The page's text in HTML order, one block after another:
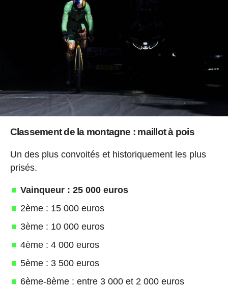
Classement de la montagne : maillot à pois
Un des plus convoités et historiquement les plus
prisés.
Vainqueur : 25 000 euros
2ème : 15 000 euros
3ème : 10 000 euros
4ème : 4 000 euros
5ème : 3 500 euros
6ème-8ème : entre 3 000 et 2 000 euros